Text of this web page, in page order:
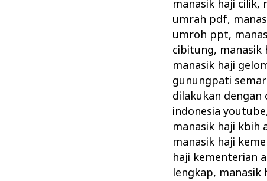
manasik haji cilik,
umrah pdf,
umroh ppt,
cibitung, manasik
manasik haji
gunungpati
dilakukan dengan
indonesia youtube
manasik haji kbih
manasik haji
haji kementerian
lengkap, manasik